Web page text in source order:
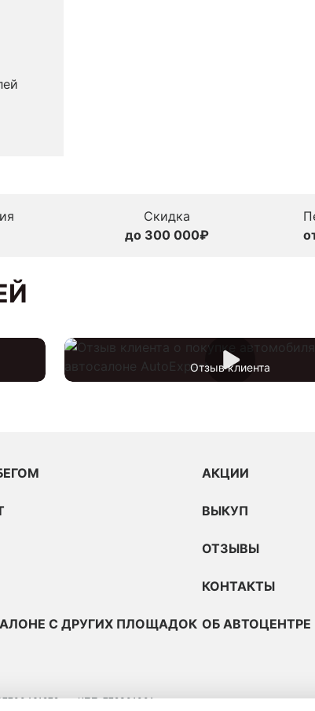
Скидка
до 300 000₽
Отзыв клиента
С ДРУГИХ ПЛОЩАДОК
АКЦИИ
ВЫКУП
ОТЗЫВЫ
КОНТАКТЫ
ОБ АВТОЦЕНТРЕ
КПП: 772301001